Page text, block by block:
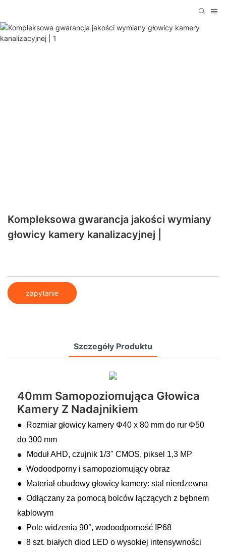
Kompleksowa gwarancja jakości wymiany
głowicy kamery kanalizacyjnej |
zapytanie
Szczegóły Produktu
40mm Samopoziomująca Głowica
Kamery Z Nadajnikiem
● Rozmiar głowicy kamery Φ40 x 80 mm do rur Φ50
do 300 mm
●
Moduł AHD, czujnik 1/3" CMOS, piksel 1,3 MP
● Wodoodporny i samopoziomujący obraz
● Materiał obudowy głowicy kamery: stal nierdzewna
● Odłączany za pomocą bolców łączących z bębnem
kablowym
● Pole widzenia 90°, wodoodporność IP68
● 8 szt. białych diod LED o wysokiej intensywności